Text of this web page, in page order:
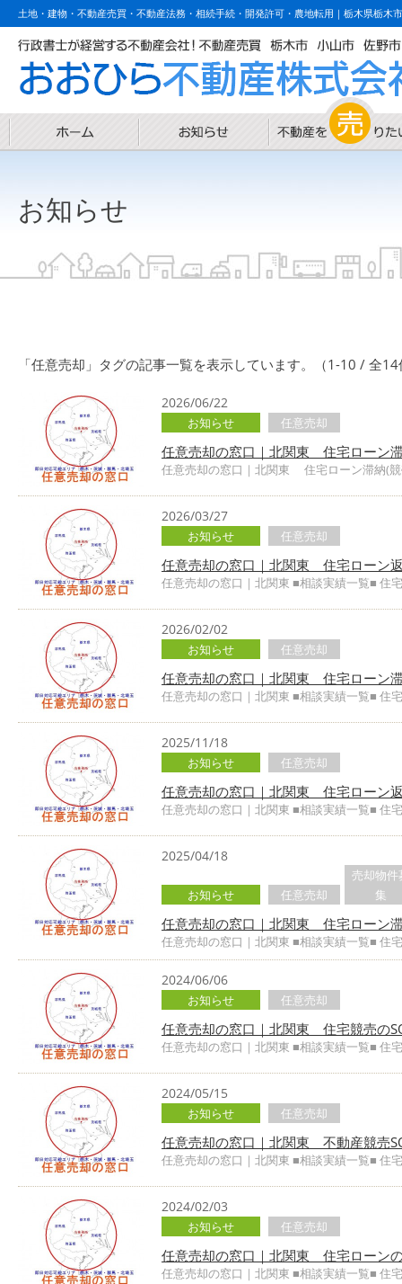
土地・建物・不動産売買・不動産法務・相続手続・開発許可・農地転用｜栃木県栃木
お知らせ
「任意売却」タグの記事一覧を表示しています。（1-10 / 全
2026/06/22
お知らせ 任意売却
任意売却の窓口｜北関東 住宅ローン
任意売却の窓口｜北関東 住宅ローン滞納(
2026/03/27
お知らせ 任意売却
任意売却の窓口｜北関東 住宅ローン
任意売却の窓口｜北関東 ■相談実績一覧■ 住
2026/02/02
お知らせ 任意売却
任意売却の窓口｜北関東 住宅ローン
任意売却の窓口｜北関東 ■相談実績一覧■ 住
2025/11/18
お知らせ 任意売却
任意売却の窓口｜北関東 住宅ローン
任意売却の窓口｜北関東 ■相談実績一覧■ 住
2025/04/18
お知らせ 任意売却
売却物件
集
任意売却の窓口｜北関東 住宅ローン
任意売却の窓口｜北関東 ■相談実績一覧■ 住
2024/06/06
お知らせ 任意売却
任意売却の窓口｜北関東 住宅競売の
任意売却の窓口｜北関東 ■相談実績一覧■ 住
2024/05/15
お知らせ 任意売却
任意売却の窓口｜北関東 不動産競売
任意売却の窓口｜北関東 ■相談実績一覧■ 住
2024/02/03
お知らせ 任意売却
任意売却の窓口｜北関東 住宅ローン
任意売却の窓口｜北関東 ■相談実績一覧■ 住